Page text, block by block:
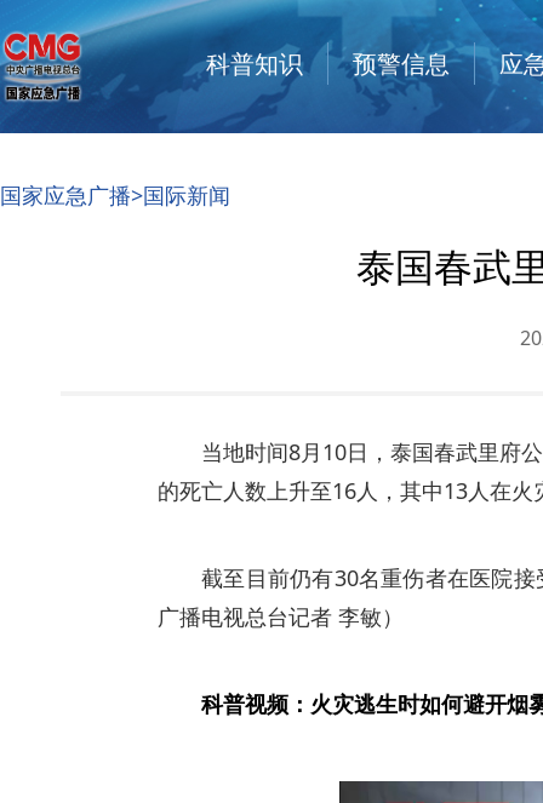
科普知识 预警信息 应
国家应急广播>国际新闻
泰国春武
当地时间8月10日，泰国春武里府
的死亡人数上升至16人，其中13人在
截至目前仍有30名重伤者在医院
广播电视总台记者 李敏）
科普视频：火灾逃生时如何避开烟